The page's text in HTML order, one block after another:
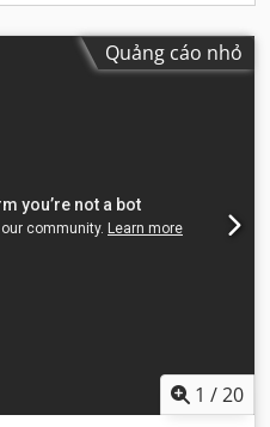
Quảng cáo nhỏ
1 /20